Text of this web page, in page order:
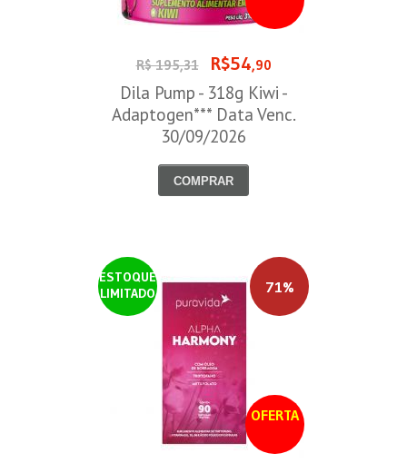
R$ 195,31 R$54,90
Dila Pump - 318g Kiwi -
Adaptogen*** Data Venc.
30/09/2026
COMPRAR
ESTOQUE
LIMITADO
OFERTA
71%